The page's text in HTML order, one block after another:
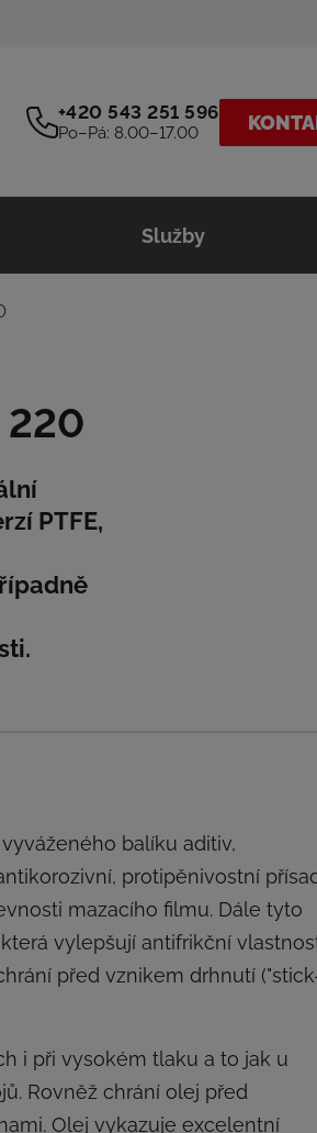
+420 543 251 596
Po–Pá: 8.00–17.00
Služby
220
PTFE,
balíku aditiv,
protipěnivostní
mazacího filmu. Dále tyto
vylepšují antifrikční
před vznikem drhnutí
i při vysokém tlaku a to jak u
Rovněž chrání olej před
Olej vykazuje excelentní